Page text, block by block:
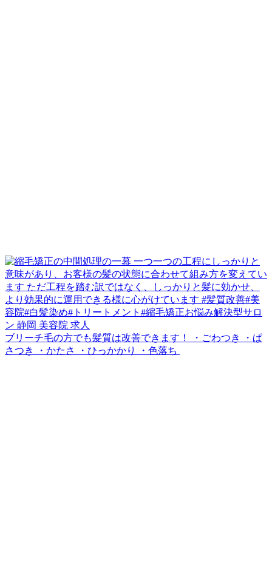
ブリーチ毛の方でも髪質は改善できます！ ・ごわつき ・ぱ
さつき ・かたさ ・ひっかかり ・色落ち ⁡